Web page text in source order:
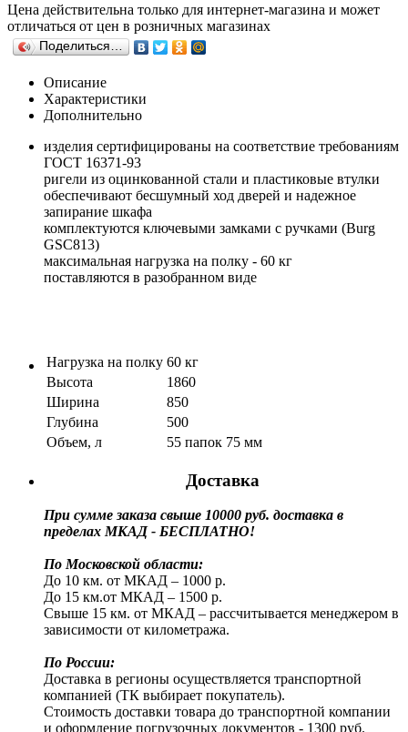
Цена действительна только для интернет-магазина и может
отличаться от цен в розничных магазинах
Поделиться…
Описание
Характеристики
Дополнительно
изделия сертифицированы на соответствие требованиям
ГОСТ 16371-93
ригели из оцинкованной стали и пластиковые втулки
обеспечивают бесшумный ход дверей и надежное
запирание шкафа
комплектуются ключевыми замками с ручками (Burg
GSC813)
максимальная нагрузка на полку - 60 кг
поставляются в разобранном виде
Нагрузка на полку 60 кг
Высота
1860
Ширина
850
Глубина
500
Объем, л
55 папок 75 мм
Доставка
При сумме заказа свыше 10000 руб. доставка в
пределах МКАД - БЕСПЛАТНО!
По Московской области:
До 10 км. от МКАД – 1000 р.
До 15 км.от МКАД – 1500 р.
Свыше 15 км. от МКАД – рассчитывается менеджером в
зависимости от километража.
По России:
Доставка в регионы осуществляется транспортной
компанией (ТК выбирает покупатель).
Стоимость доставки товара до транспортной компании
и оформление погрузочных документов - 1300 руб.